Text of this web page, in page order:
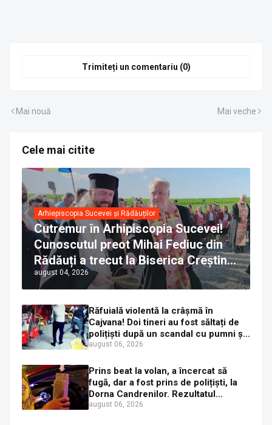
Trimiteți un comentariu (0)
Mai nouă Mai veche
Cele mai citite
Arhiepiscopia Sucevei și Rădăuților
Cutremur în Arhipiscopia Sucevei!
Cunoscutul preot Mihai Fediuc din
Rădăuți a trecut la Biserica Creștină
Ortodoxă Valahă. ÎPS Calinic anunță
că îi pregătește judecata canonică
august 04, 2026
Răfuială violentă la crâșmă în
Cajvana! Doi tineri au fost săltați de
polițiști după un scandal cu pumni și
mașini distruse
august 06, 2026
Prins beat la volan, a încercat să
fugă, dar a fost prins de polițiști, la
Dorna Candrenilor. Rezultatul
etilotestului: 1,59 mg/l alcool pur în
august 06, 2026